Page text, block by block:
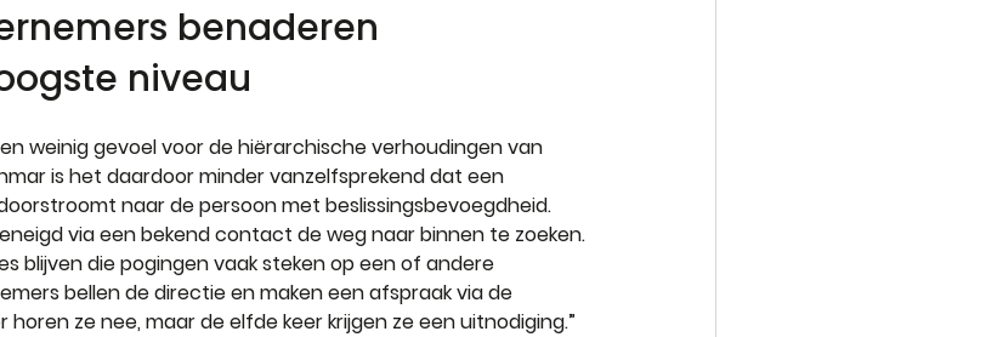
benaderen
niveau
weinig gevoel voor de hiërarchische verhoudingen van
is het daardoor minder vanzelfsprekend dat een
naar de persoon met beslissingsbevoegdheid.
via een bekend contact de weg naar binnen te zoeken.
blijven die pogingen vaak steken op een of andere
bellen de directie en maken een afspraak via de
ze nee, maar de elfde keer krijgen ze een uitnodiging.”